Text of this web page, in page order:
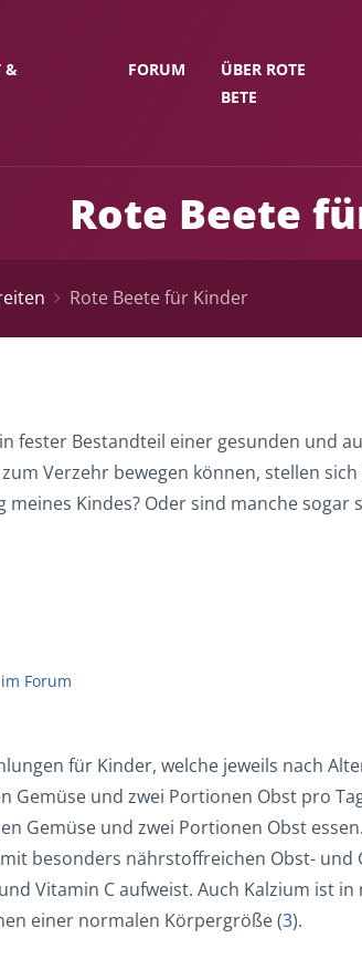
&
FORUM
ÜBER ROTE
BETE
Rote Beete
Rote Beete für Kinder
fester Bestandteil einer gesunden und
Verzehr bewegen können, stellen
Kindes? Oder sind manche sogar
Forum
für Kinder, welche jeweils nach
Gemüse und zwei Portionen Obst pro
Gemüse und zwei Portionen Obst
besonders nährstoffreichen Obst-
Vitamin C aufweist. Auch Kalzium ist
einer normalen Körpergröße (3).